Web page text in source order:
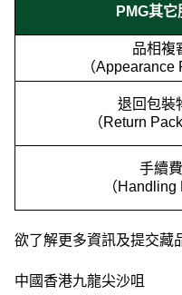
PMG其它
品相複
（Appearance
退回包裝
（Return
手續費
（Handling
欲了解更多資訊及提交藏
中國香港九龍尖沙咀